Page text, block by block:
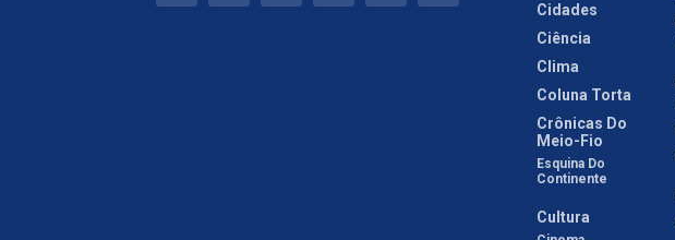
Cidades
Ciência
Clima
Coluna Torta
Crônicas Do
Meio-Fio
Esquina Do
Continente
Cultura